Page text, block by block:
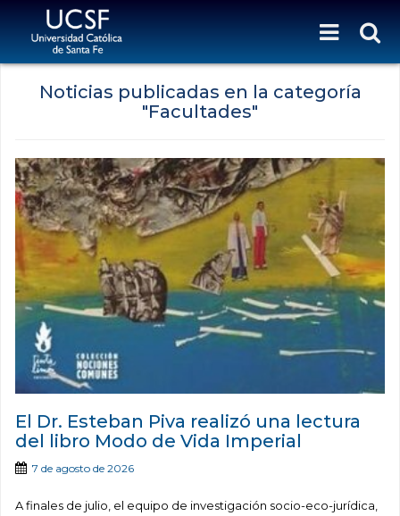
Noticias publicadas en la categoría
"Facultades"
El Dr. Esteban Piva realizó una lectura
del libro Modo de Vida Imperial
7 de agosto de 2026
A finales de julio, el equipo de investigación socio-eco-jurídica,